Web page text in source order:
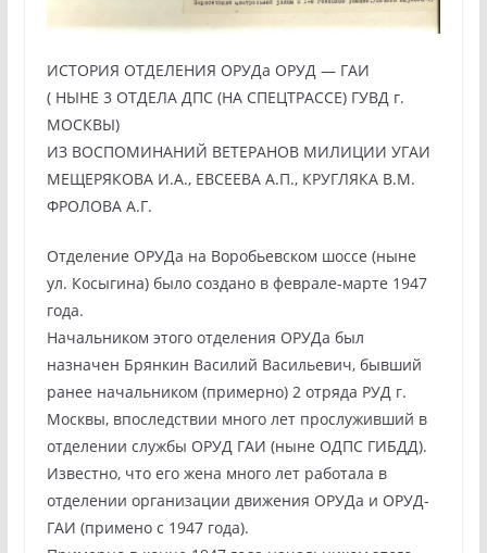
ИСТОРИЯ ОТДЕЛЕНИЯ ОРУДа ОРУД — ГАИ
( НЫНЕ 3 ОТДЕЛА ДПС (НА СПЕЦТРАССЕ) ГУВД г.
МОСКВЫ)
ИЗ ВОСПОМИНАНИЙ ВЕТЕРАНОВ МИЛИЦИИ УГАИ
МЕЩЕРЯКОВА И.А., ЕВСЕЕВА А.П., КРУГЛЯКА В.М.
ФРОЛОВА А.Г.
Отделение ОРУДа на Воробьевском шоссе (ныне
ул. Косыгина) было создано в феврале-марте 1947
года.
Начальником этого отделения ОРУДа был
назначен Брянкин Василий Васильевич, бывший
ранее начальником (примерно) 2 отряда РУД г.
Москвы, впоследствии много лет прослуживший в
отделении службы ОРУД ГАИ (ныне ОДПС ГИБДД).
Известно, что его жена много лет работала в
отделении организации движения ОРУДа и ОРУД-
ГАИ (примено с 1947 года).